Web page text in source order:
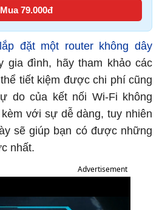
Mua 79.000đ
lắp đặt một router không dây
gia đình, hãy tham khảo các
tiết kiệm được chi phí cũng
do của kết nối Wi-Fi không
với sự dễ dàng, tuy nhiên
sẽ giúp bạn có được những
nhất.
Advertisement